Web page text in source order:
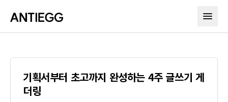
기획서부터 초고까지 완성하는 4주 글쓰기 게
더링